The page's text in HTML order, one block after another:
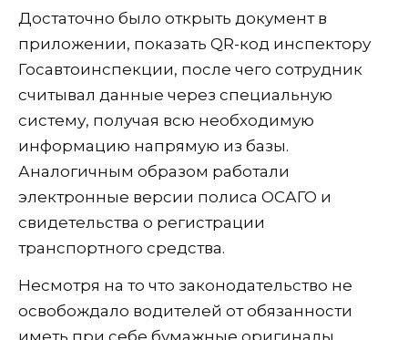
Достаточно было открыть документ в
приложении, показать QR-код инспектору
Госавтоинспекции, после чего сотрудник
считывал данные через специальную
систему, получая всю необходимую
информацию напрямую из базы.
Аналогичным образом работали
электронные версии полиса ОСАГО и
свидетельства о регистрации
транспортного средства.
Несмотря на то что законодательство не
освобождало водителей от обязанности